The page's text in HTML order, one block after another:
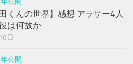
くんの世界】感想 アラサー4人
は何故か
日
公開